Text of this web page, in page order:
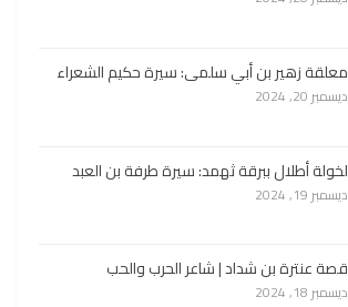
معلقة زهير بن أبي سلمى: سيرة حكيم الشعراء
ديسمبر 20, 2024
لخولة أطلال ببرقة ثهمد: سيرة طرفة بن العبد
ديسمبر 19, 2024
قصة عنترة بن شداد | شاعر الحرب والحب
ديسمبر 18, 2024